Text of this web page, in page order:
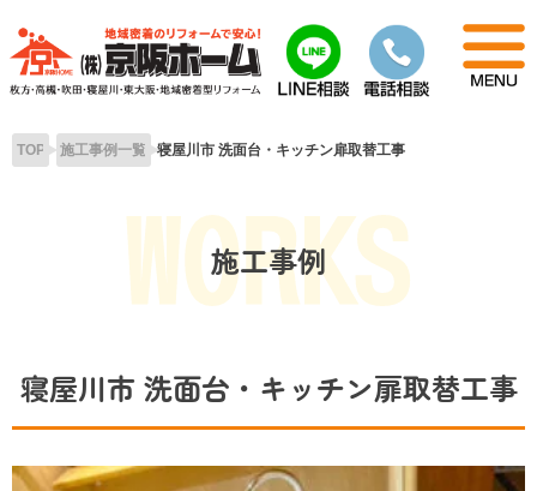
content
TOP 施工事例一覧 寝屋川市 洗面台・キッチン扉取替工事
施工事例
寝屋川市 洗面台・キッチン扉取替工事